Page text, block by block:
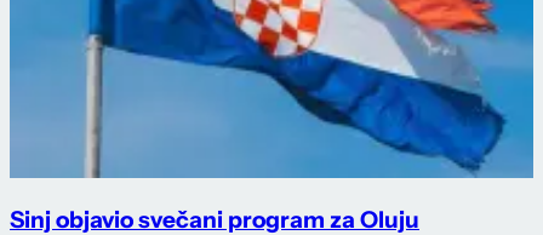
Sinj objavio svečani program za Oluju